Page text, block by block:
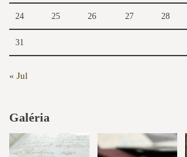
24 25 26 27 28
31
« Jul
Galéria